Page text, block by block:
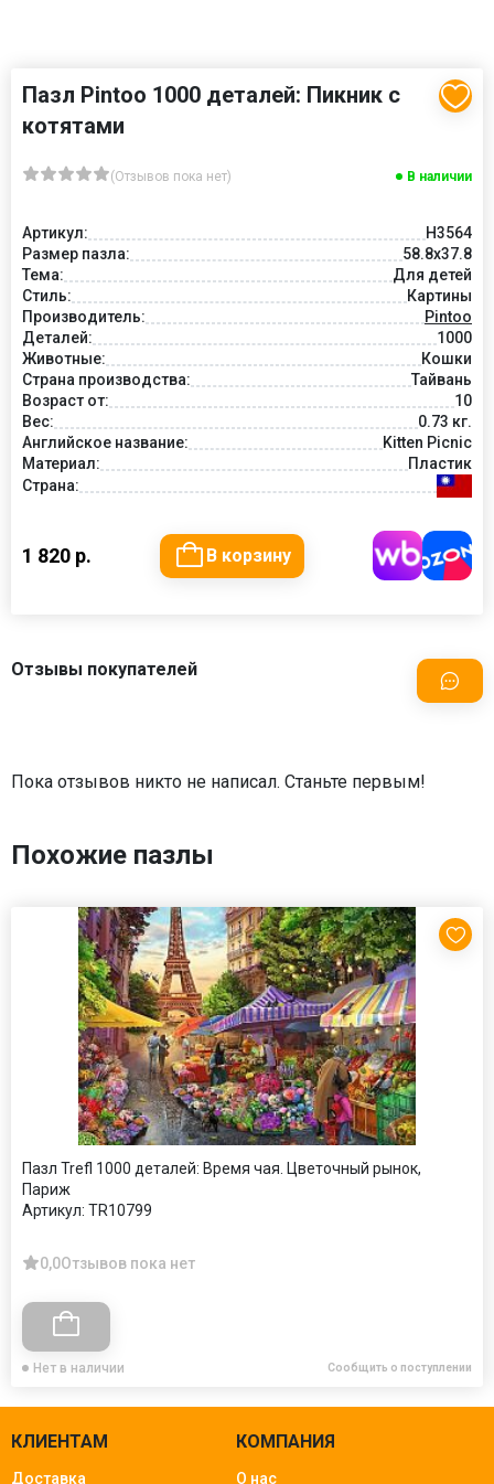
Пазл Pintoo 1000 деталей: Пикник с
котятами
(Отзывов пока нет) В наличии
Артикул:
H3564
Размер пазла:
58.8x37.8
Тема:
Для детей
Стиль:
Картины
Производитель:
Pintoo
Деталей:
1000
Животные:
Кошки
Страна производства:
Тайвань
Возраст от:
10
Вес:
0.73 кг.
Английское название:
Kitten Picnic
Материал:
Пластик
Страна:
1 820 р. В корзину
Отзывы покупателей
Пока отзывов никто не написал. Станьте первым!
Похожие пазлы
Пазл Trefl 1000 деталей: Время чая. Цветочный рынок,
Париж
Артикул: TR10799
0,0Отзывов пока нет
Нет в наличии Сообщить о поступлении
КЛИЕНТАМ
Доставка
КОМПАНИЯ
О нас